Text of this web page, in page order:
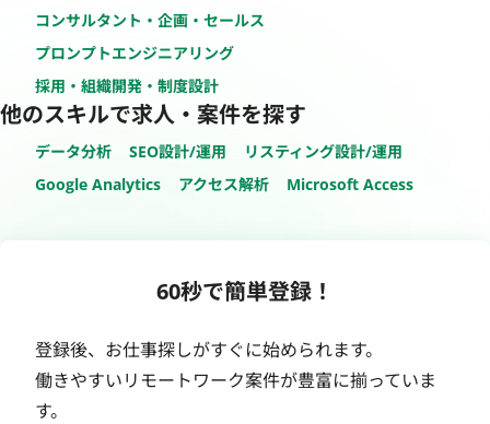
コンサルタント・企画・セールス
プロンプトエンジニアリング
採用・組織開発・制度設計
他のスキルで求人・案件を探す
データ分析 SEO設計/運用
リスティング設計/運用
Google Analytics
アクセス解析 Microsoft Access
60秒で簡単登録！
登録後、お仕事探しがすぐに始められます。
働きやすいリモートワーク案件が豊富に揃っていま
す。